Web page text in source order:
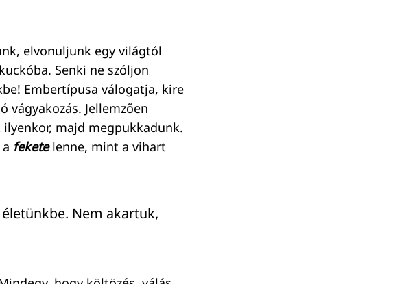
elvonuljunk egy világtól
Senki ne szóljon
Embertípusa válogatja, kire
vágyakozás. Jellemzően
majd megpukkadunk.
fekete lenne, mint a vihart
Nem akartuk,